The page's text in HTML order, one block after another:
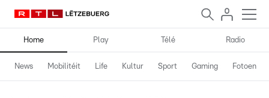
Home Play Télé Radio
News Mobilitéit Life Kultur Sport Gaming Fotoen